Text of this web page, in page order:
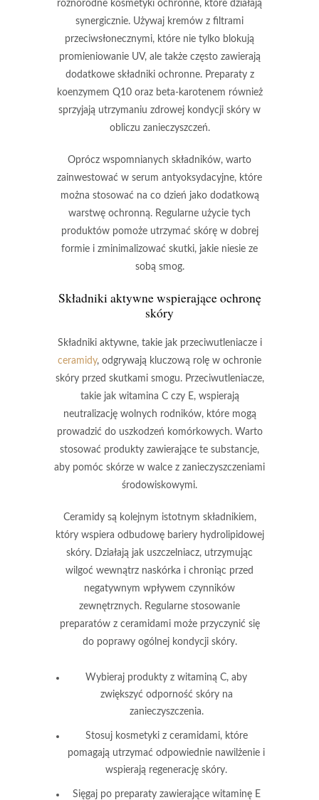
różnorodne kosmetyki ochronne, które działają
synergicznie. Używaj kremów z filtrami
przeciwsłonecznymi, które nie tylko blokują
promieniowanie UV, ale także często zawierają
dodatkowe składniki ochronne. Preparaty z
koenzymem Q10oraz beta-karotenem również
sprzyjają utrzymaniu zdrowej kondycji skóry w
obliczu zanieczyszczeń.
Oprócz wspomnianych składników, warto
zainwestować w serum antyoksydacyjne, które
można stosować na co dzień jako dodatkową
warstwę ochronną. Regularne użycie tych
produktów pomoże utrzymać skórę w dobrej
formie i zminimalizować skutki, jakie niesie ze
sobą smog.
Składniki aktywne wspierające ochronę
skóry
Składniki aktywne, takie jak przeciwutleniacze i
ceramidy, odgrywają kluczową rolę w ochronie
skóry przed skutkami smogu.Przeciwutleniacze,
takie jak witamina C czy E, wspierają
neutralizację wolnych rodników, które mogą
prowadzić do uszkodzeń komórkowych. Warto
stosować produkty zawierające te substancje,
aby pomóc skórze w walce z zanieczyszczeniami
środowiskowymi.
Ceramidy są kolejnym istotnym składnikiem,
który wspiera odbudowę bariery hydrolipidowej
skóry. Działają jak uszczelniacz, utrzymując
wilgoć wewnątrz naskórka i chroniąc przed
negatywnym wpływem czynników
zewnętrznych. Regularne stosowanie
preparatów z ceramidami może przyczynić się
do poprawy ogólnej kondycji skóry.
Wybieraj produkty z witaminą C, aby
zwiększyć odporność skóry na
zanieczyszczenia.
Stosuj kosmetyki z ceramidami, które
pomagają utrzymać odpowiednie nawilżenie i
wspierają regenerację skóry.
Sięgaj po preparaty zawierające witaminę E